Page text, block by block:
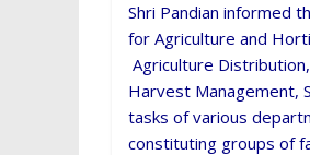
Shri Pandian informed
for Agriculture and
Agriculture
Harvest Management,
tasks of various
constituting groups of